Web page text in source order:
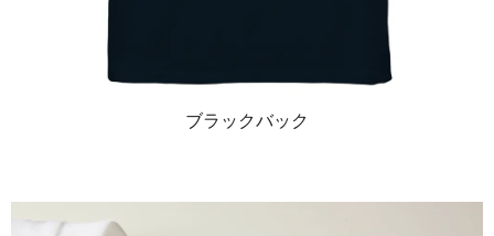
ブラックバック